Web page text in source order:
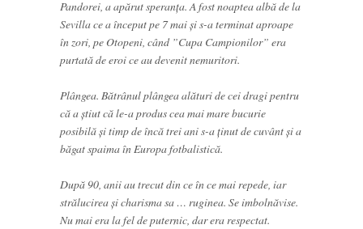
Pandorei, a apărut speranța. A fost noaptea albă de la
Sevilla ce a început pe 7 mai și s-a terminat aproape
în zori, pe Otopeni, când ”Cupa Campionilor” era
purtată de eroi ce au devenit nemuritori.
Plângea. Bătrânul plângea alături de cei dragi pentru
că a știut că le-a produs cea mai mare bucurie
posibilă și timp de încă trei ani s-a ținut de cuvânt și a
băgat spaima în Europa fotbalistică.
După 90, anii au trecut din ce în ce mai repede, iar
strălucirea și charisma sa … ruginea. Se imbolnăvise.
Nu mai era la fel de puternic, dar era respectat.